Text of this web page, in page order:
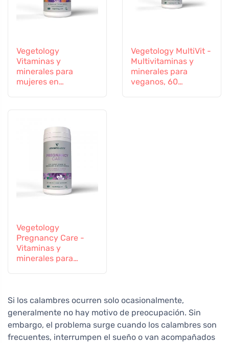
Vegetology
Vitaminas y
minerales para
mujeres en
Vegetology MultiVit -
Multivitaminas y
minerales para
veganos, 60
Vegetology
Pregnancy Care -
Vitaminas y
minerales para
60 comprimidos
Si los calambres ocurren solo ocasionalmente,
generalmente no hay motivo de preocupación. Sin
embargo, el problema surge cuando los calambres son
frecuentes, interrumpen el sueño o van acompañados